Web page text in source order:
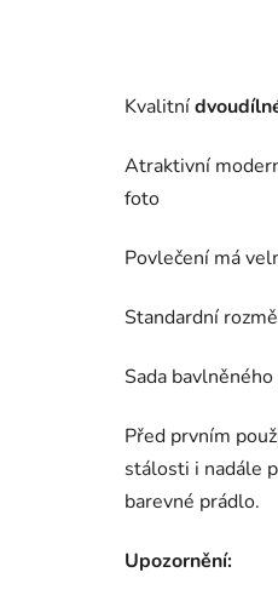
Kvalitní
Atraktivní
foto
Povlečení má
Standardní
Sada
Před prvním
stálosti i nadále
barevné prádlo.
Upozornění: